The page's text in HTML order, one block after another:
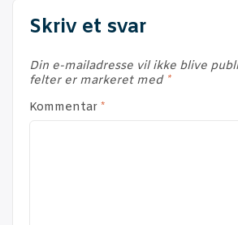
Skriv et svar
Din e-mailadresse vil ikke blive
felter er markeret med *
Kommentar *